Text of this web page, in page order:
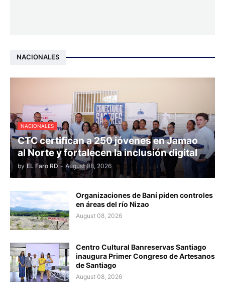
NACIONALES
NACIONALES
CTC certifican a 250 jóvenes en Jamao
al Norte y fortalecen la inclusión digital
by EL Faro RD - August 08, 2026
Organizaciones de Baní piden controles
en áreas del río Nizao
August 08, 2026
Centro Cultural Banreservas Santiago
inaugura Primer Congreso de Artesanos
de Santiago
August 08, 2026